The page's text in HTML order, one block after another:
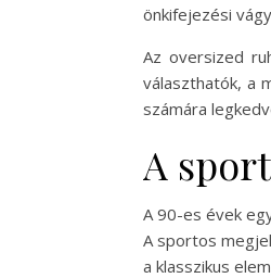
önkifejezési
Az oversized
választhatók, a
számára
A
A 90-es évek
A sportos
a klasszikus